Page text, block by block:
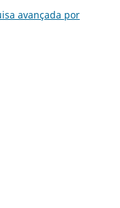
avançada por